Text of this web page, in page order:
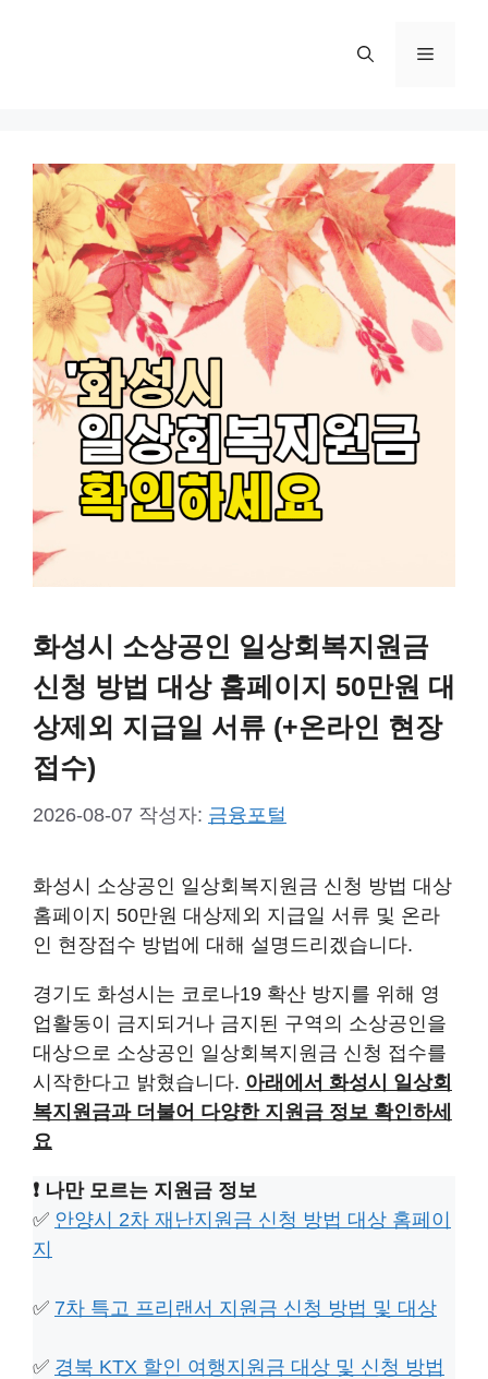
메
화성시 소상공인 일상회복지원금
신청 방법 대상 홈페이지 50만원 대
상제외 지급일 서류 (+온라인 현장
접수)
2026-08-07 작성자: 금융포털
화성시 소상공인 일상회복지원금 신청 방법 대상
홈페이지 50만원 대상제외 지급일 서류 및 온라
인 현장접수 방법에 대해 설명드리겠습니다.
경기도 화성시는 코로나19 확산 방지를 위해 영
업활동이 금지되거나 금지된 구역의 소상공인을
대상으로 소상공인 일상회복지원금 신청 접수를
시작한다고 밝혔습니다. 아래에서 화성시 일상회
복지원금과 더불어 다양한 지원금 정보 확인하세
요
❗ 나만 모르는 지원금 정보
✅ 안양시 2차 재난지원금 신청 방법 대상 홈페이
지
✅ 7차 특고 프리랜서 지원금 신청 방법 및 대상
✅ 경북 KTX 할인 여행지원금 대상 및 신청 방법